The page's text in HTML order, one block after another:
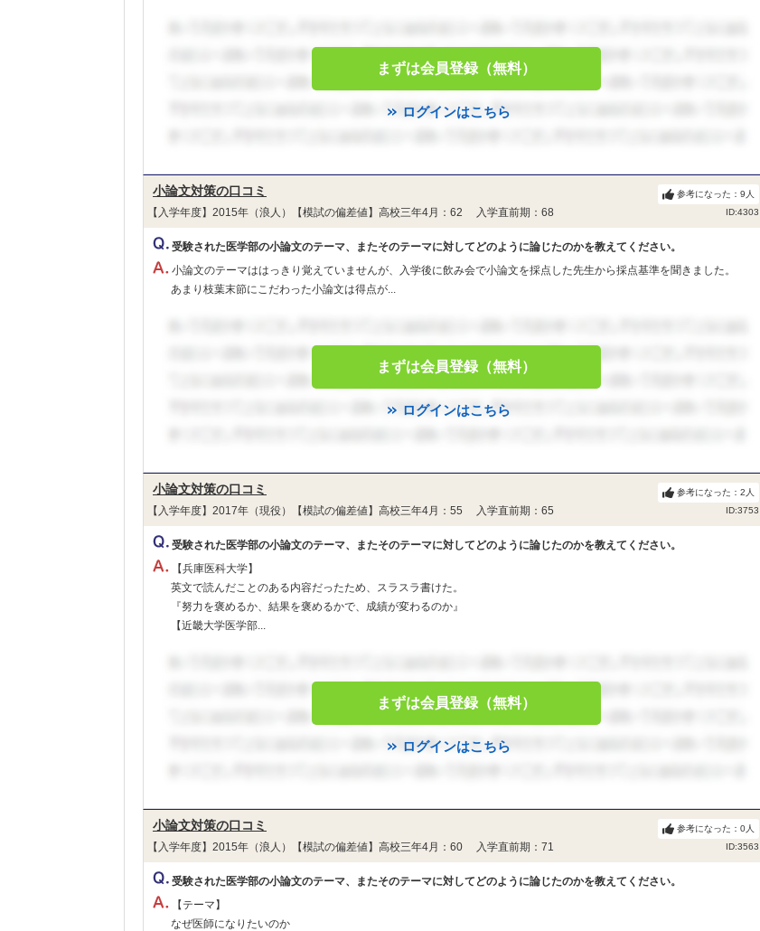
まずは会員登録（無料）
ログインはこちら
小論文対策の口コミ
【入学年度】2015年（浪人）【模試の偏差値】高校三年4月：62 入学直前期：68 ID:4303
参考になった： 9 人
受験された医学部の小論文のテーマ、またそのテーマに対してどのように論じたのかを教えてください。
小論文のテーマははっきり覚えていませんが、入学後に飲み会で小論文を採点した先生から採点基準を聞きました。
あまり枝葉末節にこだわった小論文は得点が...
まずは会員登録（無料）
ログインはこちら
小論文対策の口コミ
【入学年度】2017年（現役）【模試の偏差値】高校三年4月：55 入学直前期：65 ID:3753
参考になった： 2 人
受験された医学部の小論文のテーマ、またそのテーマに対してどのように論じたのかを教えてください。
【兵庫医科大学】
英文で読んだことのある内容だったため、スラスラ書けた。
『努力を褒めるか、結果を褒めるかで、成績が変わるのか』
【近畿大学医学部...
まずは会員登録（無料）
ログインはこちら
小論文対策の口コミ
【入学年度】2015年（浪人）【模試の偏差値】高校三年4月：60 入学直前期：71 ID:3563
参考になった： 0人
受験された医学部の小論文のテーマ、またそのテーマに対してどのように論じたのかを教えてください。
【テーマ】
なぜ医師になりたいのか